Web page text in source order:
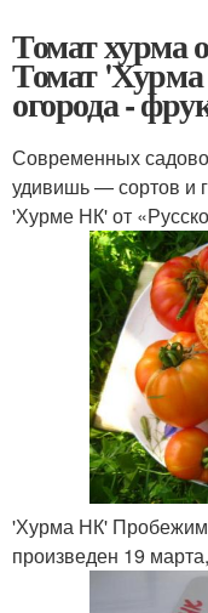
Томат хурма
Томат 'Хурма
огорода -
Современных
удивишь — сортов и
'Хурме НК' от
'Хурма НК'
произведен 19